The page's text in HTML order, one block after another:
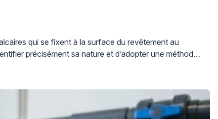
qui se fixent à la surface du revêtement au
précisément sa nature et d’adopter une méthode